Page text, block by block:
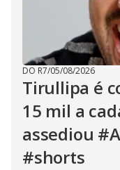
DO R7/05/08/2026
Tirullipa é
15 mil a
assediou
#shorts